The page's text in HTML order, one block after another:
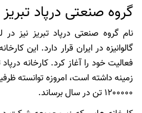
گروه صنعتی درپاد تبریز
نام گروه صنعتی درپاد تبریز نیز
فعالیت خود را آغاز کرد. کارخانه
زمینه داشته است، امروزه توانسته
1200000 تن در سال برساند.